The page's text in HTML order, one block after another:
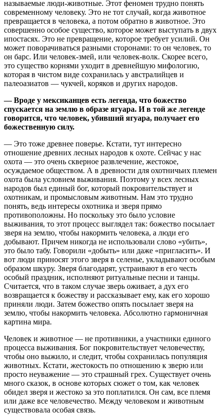
называемые люди-животные. Этот феномен трудно понять
современному человеку. Это не тот случай, когда животное
превращается в человека, а потом обратно в животное. Это
совершенно особое существо, которое может выступать в двух
ипостасях. Это не превращение, которое требует усилий. Он
может поворачиваться разными сторонами: то он человек, то
он барс. Или человек-змей, или человек-волк. Скорее всего,
это существо корнями уходит в древнейшую мифологию,
которая в чистом виде сохранилась у австралийцев и
палеоазиатов — чукчей, коряков и других народов.
— Вроде у мексиканцев есть легенда, что божество
спускается на землю в образе ягуара. И в той же легенде
говорится, что человек, убивший ягуара, получает его
божественную силу.
— Это тоже древнее поверье. Кстати, тут интересно
отношение древних лесных народов к охоте. Сейчас у нас
охота — это очень скверное развлечение, жестокое,
осуждаемое обществом. А в древности для охотничьих племен
охота была условием выживания. Поэтому у всех лесных
народов был единый бог, который покровительствует и
охотникам, и промысловым животным. Нам это трудно
понять, ведь интересы охотника и зверя прямо
противоположны. Но поскольку это было условие
выживания, то этот процесс выглядел так: божество посылает
зверя на землю, чтобы накормить человека, а люди его
добывают. Причем никогда не использовали слово «убить»,
это было табу. Говорили «добыть» или даже «пригласить». И
вот люди приносят этого зверя в селенье, укладывают особым
образом шкуру. Зверя благодарят, устраивают в его честь
особый праздник, исполняют ритуальные песни и танцы.
Считается, что в таком случае зверь оживает, а дух его
возвращается к божеству и рассказывает ему, как его хорошо
приняли люди. Затем божество опять посылает зверя на
землю, чтобы накормить человека. Абсолютно гармоничная
картина мира.
Человек и животное — не противники, а участники единого
процесса выживания. Бог покровительствует человечеству,
чтобы оно выжило, и следит, чтобы сохранилась популяция
животных. Кстати, жестокость по отношению к зверю или
просто неуважение — это страшный грех. Существует очень
много сказок, в основе которых сюжет о том, как человек
обидел зверя и жестоко за это поплатился. Он сам, все племя
или даже все человечество. Между человеком и животным
существовала особая связь.